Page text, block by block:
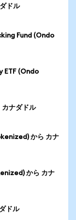
ドル
Fund (Ondo
ETF (Ondo
ナダドル
から カナ
から カナ
ドル